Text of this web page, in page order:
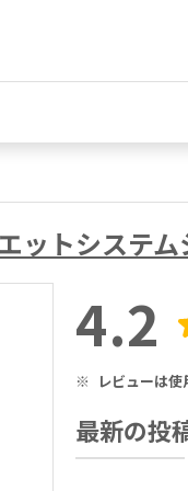
トシステム
4.2
※ レビューは
最新の投